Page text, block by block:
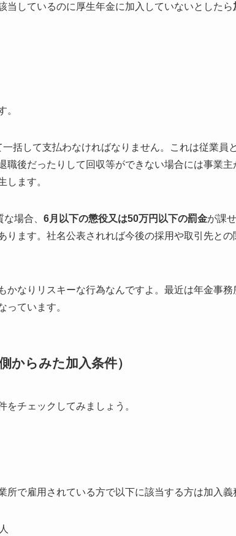
当しているのに厚生年金に加入していないとしたら
。
一括して支払わなければなりません。これは従業員
職後だったりして回収等ができない場合には事業主
します。
場合、 6月以下の懲役又は50万円以下の罰金が課
ります。社名公表されれば今後の採用や取引先と
かなりリスキーな行為なんですよ。最近は年金事
っています。
からみた加入条件）
チェックしてみましょう。
所で雇用されている方で以下に該当する方は加入義